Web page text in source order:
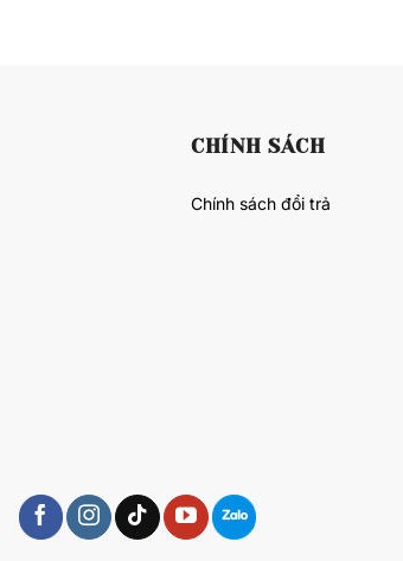
CHÍNH SÁCH
Chính sách đổi trả